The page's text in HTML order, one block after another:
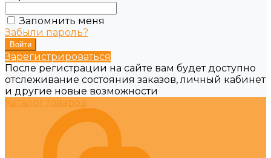
Запомнить меня
Забыли пароль?
Зарегистрироваться
После регистрации на сайте вам будет доступно
отслеживание состояния заказов, личный кабинет
и другие новые возможности
Каталог товаров